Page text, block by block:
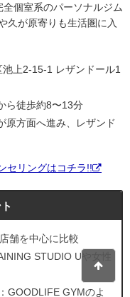
個室系のパーソナルジム
久が原寄りも生活圏に入
上2-15-1 レザンドール1
ら徒歩約8〜13分
原方面へ進み、レザンド
セリングはコチラ!!
舗を中心に比較
STUDIO Uや女性
：GOODLIFE GYMのよ